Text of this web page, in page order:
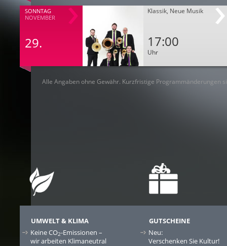
SONNTAG
NOVEMBER
29.
Klassik, Neue Musik
17:00
Uhr
Alle Angaben ohne Gewähr. Kurzfristige Programmänderungen
UMWELT & KLIMA
Keine CO2-Emissionen –
wir arbeiten Klimaneutral
GUTSCHEINE
Neu:
Verschenken Sie Kultur!